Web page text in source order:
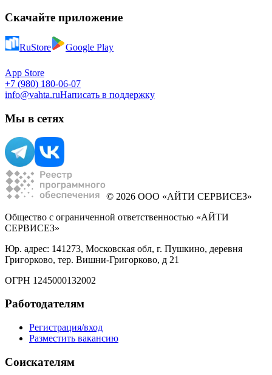
Скачайте приложение
RuStore Google Play
App Store
+7 (980) 180-06-07
info@vahta.ruНаписать в поддержку
Мы в сетях
© 2026 ООО «АЙТИ СЕРВИСЕЗ»
Общество с ограниченной ответственностью «АЙТИ
СЕРВИСЕЗ»
Юр. адрес: 141273, Московская обл, г. Пушкино, деревня
Григорково, тер. Вишни-Григорково, д 21
ОГРН 1245000132002
Работодателям
Регистрация/вход
Разместить вакансию
Соискателям